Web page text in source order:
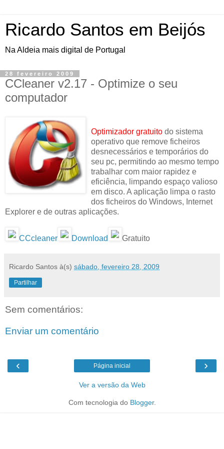
Ricardo Santos em Beijós
Na Aldeia mais digital de Portugal
28 fevereiro 2009
CCleaner v2.17 - Optimize o seu
computador
Optimizador gratuito do sistema
operativo que remove ficheiros
desnecessários e temporários do
seu pc, permitindo ao mesmo tempo
trabalhar com maior rapidez e
eficiência, limpando espaço valioso
em disco. A aplicação limpa o rasto
dos ficheiros do Windows, Internet
Explorer e de outras aplicações.
CCcleaner Download Gratuito
Ricardo Santos à(s) sábado, fevereiro 28, 2009
Partilhar
Sem comentários:
Enviar um comentário
‹ ›
Página inicial
Ver a versão da Web
Com tecnologia do Blogger.